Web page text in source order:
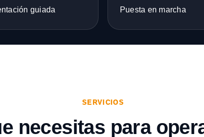
guiada Puesta en marcha
SERVICIOS
necesitas para